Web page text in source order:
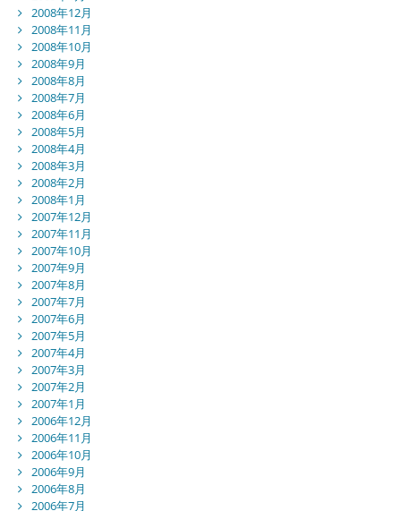
2008年12月
2008年11月
2008年10月
2008年9月
2008年8月
2008年7月
2008年6月
2008年5月
2008年4月
2008年3月
2008年2月
2008年1月
2007年12月
2007年11月
2007年10月
2007年9月
2007年8月
2007年7月
2007年6月
2007年5月
2007年4月
2007年3月
2007年2月
2007年1月
2006年12月
2006年11月
2006年10月
2006年9月
2006年8月
2006年7月